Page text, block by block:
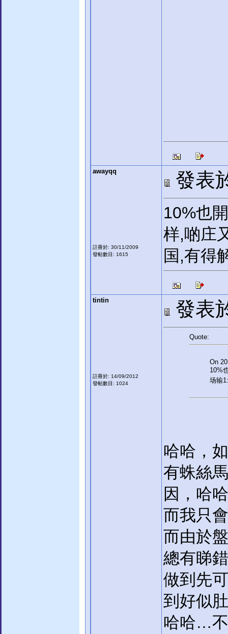
awayqq
註冊於: 30/11/2009
發帖數目: 1615
發表
10%也
样,啲庄
国,有得
tintin
註冊於: 14/09/2012
發帖數目: 1024
發表
Quote:
On
10%
场输
哈哈，
有蛛絲
因，哈
而我只
而由於
總有睇
做到先
到好似
哈哈…